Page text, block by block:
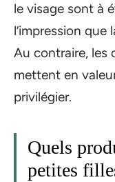
le visage sont à
l’impression
Au contraire, les
mettent en
privilégier.
Quels
petites